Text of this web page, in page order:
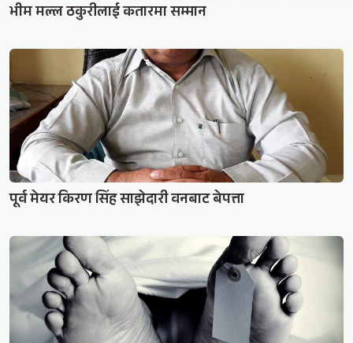
भीम मल्ल ठकुरीलाई कतारमा सम्मान
पूर्व मेयर किरण सिंह साझेदारी वनबाट बेपत्ता